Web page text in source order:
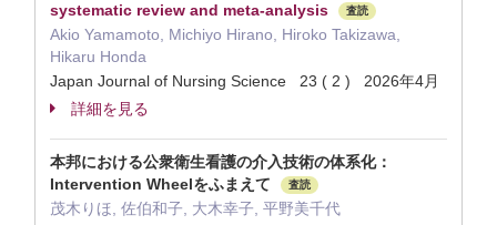
systematic review and meta‐analysis
査読
Akio Yamamoto, Michiyo Hirano, Hiroko Takizawa,
Hikaru Honda
Japan Journal of Nursing Science 23 ( 2 ) 2026年4月
詳細を見る
本邦における公衆衛生看護の介入技術の体系化：
Intervention Wheelをふまえて
査読
茂木りほ, 佐伯和子, 大木幸子, 平野美千代